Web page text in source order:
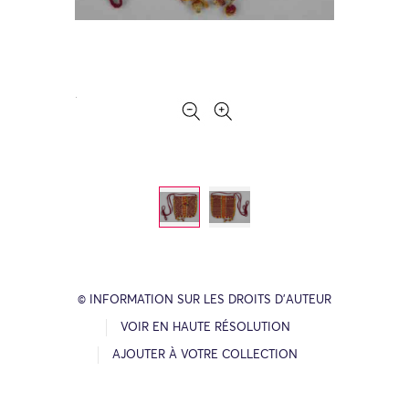
© INFORMATION SUR LES DROITS D’AUTEUR
VOIR EN HAUTE RÉSOLUTION
AJOUTER À VOTRE COLLECTION